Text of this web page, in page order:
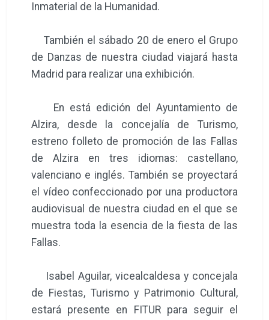
Inmaterial de la Humanidad.
También el sábado 20 de enero el Grupo
de Danzas de nuestra ciudad viajará hasta
Madrid para realizar una exhibición.
En está edición del Ayuntamiento de
Alzira, desde la concejalía de Turismo,
estreno folleto de promoción de las Fallas
de Alzira en tres idiomas: castellano,
valenciano e inglés. También se proyectará
el vídeo confeccionado por una productora
audiovisual de nuestra ciudad en el que se
muestra toda la esencia de la fiesta de las
Fallas.
Isabel Aguilar, vicealcaldesa y concejala
de Fiestas, Turismo y Patrimonio Cultural,
estará presente en FITUR para seguir el